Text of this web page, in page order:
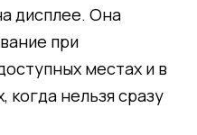
дисплее. Она
при
местах и в
когда нельзя сразу